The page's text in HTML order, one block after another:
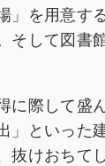
」を用意す
そして図書
に際して盛
」といった
けおちて